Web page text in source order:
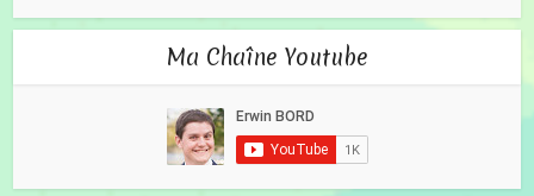
Ma Chaîne Youtube